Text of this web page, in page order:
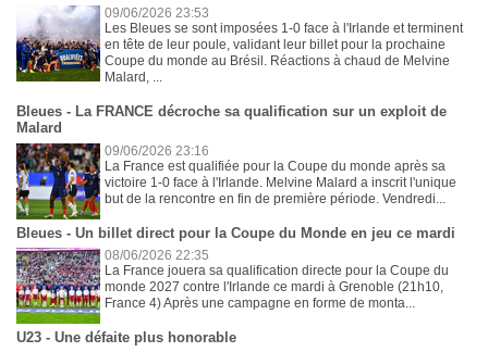
09/06/2026 23:53
Les Bleues se sont imposées 1-0 face à l'Irlande et terminent
en tête de leur poule, validant leur billet pour la prochaine
Coupe du monde au Brésil. Réactions à chaud de Melvine
Malard, ...
Bleues - La FRANCE décroche sa qualification sur un exploit de
Malard
09/06/2026 23:16
La France est qualifiée pour la Coupe du monde après sa
victoire 1-0 face à l'Irlande. Melvine Malard a inscrit l'unique
but de la rencontre en fin de première période. Vendredi...
Bleues - Un billet direct pour la Coupe du Monde en jeu ce mardi
08/06/2026 22:35
La France jouera sa qualification directe pour la Coupe du
monde 2027 contre l'Irlande ce mardi à Grenoble (21h10,
France 4) Après une campagne en forme de monta...
U23 - Une défaite plus honorable